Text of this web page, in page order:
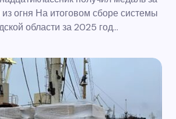
огня На итоговом сборе системы
области за 2025 год…